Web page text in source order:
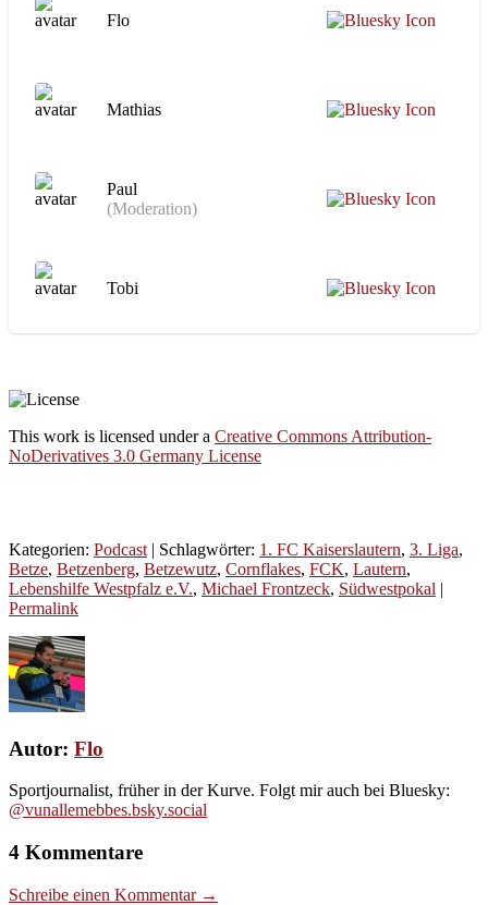
Flo
Mathias
Paul
(Moderation)
Tobi
This work is licensed under a Creative Commons Attribution-
NoDerivatives 3.0 Germany License
Kategorien: Podcast | Schlagwörter: 1. FC Kaiserslautern, 3. Liga,
Betze, Betzenberg, Betzewutz, Cornflakes, FCK, Lautern,
Lebenshilfe Westpfalz e.V., Michael Frontzeck, Südwestpokal |
Permalink
Autor: Flo
Sportjournalist, früher in der Kurve. Folgt mir auch bei Bluesky:
@vunallemebbes.bsky.social
4 Kommentare
Schreibe einen Kommentar →